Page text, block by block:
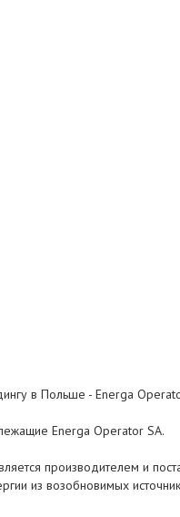
в Польше - Energa
Energa Operator SA.
производителем и
из возобновимых